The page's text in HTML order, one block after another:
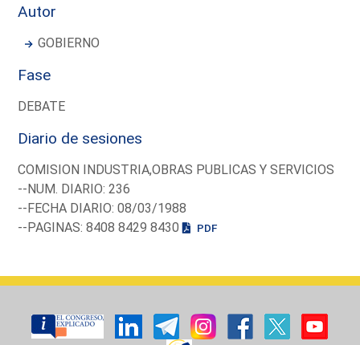
Autor
GOBIERNO
Fase
DEBATE
Diario de sesiones
COMISION INDUSTRIA,OBRAS PUBLICAS Y SERVICIOS
--NUM. DIARIO: 236
--FECHA DIARIO: 08/03/1988
--PAGINAS: 8408 8429 8430
PDF